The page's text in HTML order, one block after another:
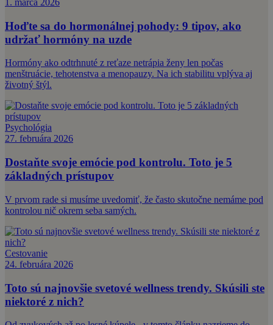
1. marca 2026
Hoďte sa do hormonálnej pohody: 9 tipov, ako
udržať hormóny na uzde
Hormóny ako odtrhnuté z reťaze netrápia ženy len počas
menštruácie, tehotenstva a menopauzy. Na ich stabilitu vplýva aj
životný štýl.
Psychológia
27. februára 2026
Dostaňte svoje emócie pod kontrolu. Toto je 5
základných prístupov
V prvom rade si musíme uvedomiť, že často skutočne nemáme pod
kontrolou nič okrem seba samých.
Cestovanie
24. februára 2026
Toto sú najnovšie svetové wellness trendy. Skúsili ste
niektoré z nich?